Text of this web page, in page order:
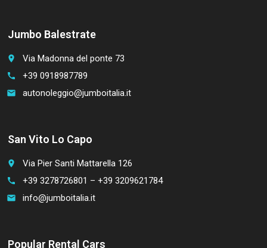
Jumbo Balestrate
place Via Madonna del ponte 73
call +39 0918987789
email autonoleggio@jumboitalia.it
San Vito Lo Capo
place Via Pier Santi Mattarella 126
call +39 3278726801 – +39 3209621784
email info@jumboitalia.it
Popular Rental Cars